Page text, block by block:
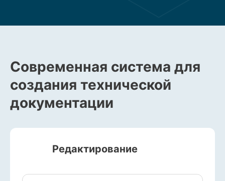
>
Современная система для
создания технической
документации
Редактирование